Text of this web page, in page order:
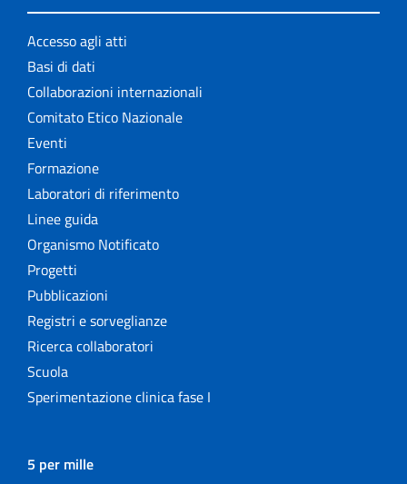
Accesso agli atti
Basi di dati
Collaborazioni internazionali
Comitato Etico Nazionale
Eventi
Formazione
Laboratori di riferimento
Linee guida
Organismo Notificato
Progetti
Pubblicazioni
Registri e sorveglianze
Ricerca collaboratori
Scuola
Sperimentazione clinica fase I
5 per mille